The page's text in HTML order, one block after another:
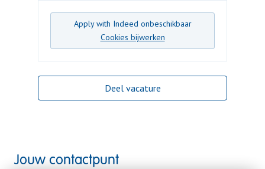
Apply with Indeed onbeschikbaar
Cookies bijwerken
Deel vacature
Jouw contactpunt